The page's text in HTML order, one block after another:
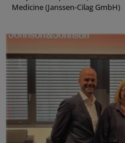
Medicine (Janssen-Cilag GmbH)